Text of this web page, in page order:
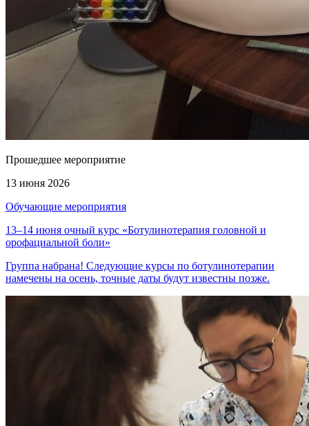
Прошедшее мероприятие
13 июня 2026
Обучающие мероприятия
13–14 июня очный курс «Ботулинотерапия головной и
орофациальной боли»
Группа набрана! Следующие курсы по ботулинотерапии
намечены на осень, точные даты будут известны позже.